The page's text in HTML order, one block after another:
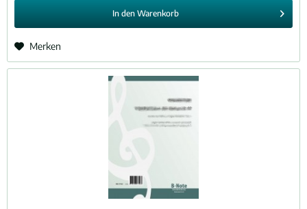
In den Warenkorb
Merken